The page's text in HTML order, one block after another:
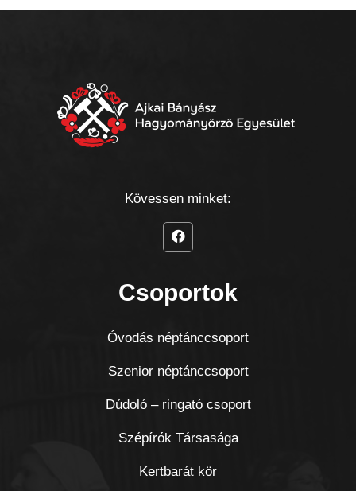
Kövessen minket:
Csoportok
Óvodás néptánccsoport
Szenior néptánccsoport
Dúdoló – ringató csoport
Szépírók Társasága
Kertbarát kör